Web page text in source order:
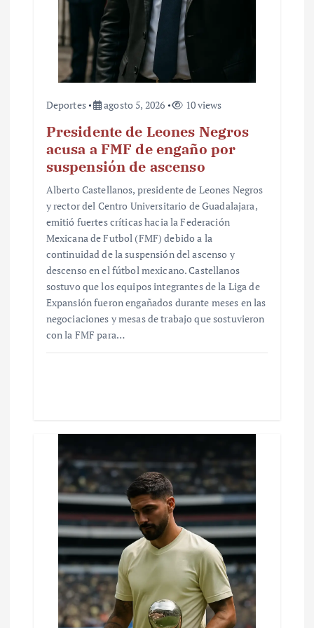
Deportes agosto 5, 2026 10 views
Presidente de Leones Negros
acusa a FMF de engaño por
suspensión de ascenso
Alberto Castellanos, presidente de Leones Negros
y rector del Centro Universitario de Guadalajara,
emitió fuertes críticas hacia la Federación
Mexicana de Futbol (FMF) debido a la
continuidad de la suspensión del ascenso y
descenso en el fútbol mexicano. Castellanos
sostuvo que los equipos integrantes de la Liga de
Expansión fueron engañados durante meses en las
negociaciones y mesas de trabajo que sostuvieron
con la FMF para…